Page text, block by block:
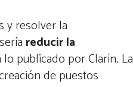
y resolver la
reducir la
lo publicado por Clarín. La
de puestos